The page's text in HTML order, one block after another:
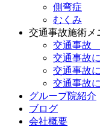
側弯症
むくみ
交通事故施術メ
交通事故
交通事故
交通事故
交通事故
グループ院紹介
ブログ
会社概要